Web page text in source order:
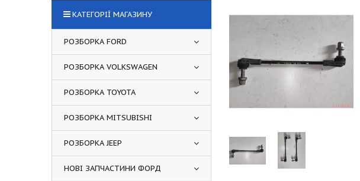
КАТЕГОРІЇ МАГАЗИНУ
РОЗБОРКА FORD
РОЗБОРКА VOLKSWAGEN
РОЗБОРКА TOYOTA
РОЗБОРКА MITSUBISHI
РОЗБОРКА JEEP
НОВІ ЗАПЧАСТИНИ ФОРД